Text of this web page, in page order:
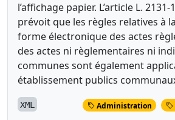
l’affichage papier. L’article L. 2131-
prévoit que les règles relatives à
forme électronique des actes
des actes ni règlementaires ni
communes sont également
établissement publics
XML Administration